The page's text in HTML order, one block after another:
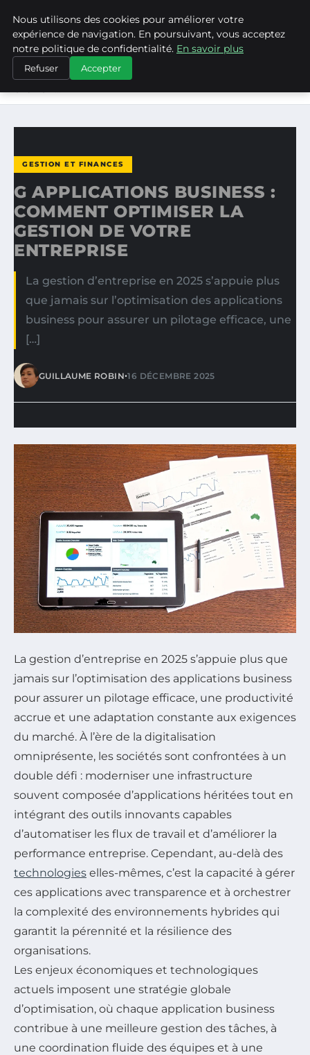
ASVPP
ACCUEIL
GESTION ET FINANCES
G APPLICATIONS BUSINESS : COMMENT OPTIMISER LA
GESTION ET FINANCES
G APPLICATIONS BUSINESS :
COMMENT OPTIMISER LA
GESTION DE VOTRE
ENTREPRISE
La gestion d’entreprise en 2025 s’appuie plus
que jamais sur l’optimisation des applications
business pour assurer un pilotage efficace, une
[…]
GUILLAUME ROBIN•16 DÉCEMBRE 2025
La gestion d’entreprise en 2025 s’appuie plus que
jamais sur l’optimisation des applications business
pour assurer un pilotage efficace, une productivité
accrue et une adaptation constante aux exigences
du marché. À l’ère de la digitalisation
omniprésente, les sociétés sont confrontées à un
double défi : moderniser une infrastructure
souvent composée d’applications héritées tout en
intégrant des outils innovants capables
d’automatiser les flux de travail et d’améliorer la
performance entreprise. Cependant, au-delà des
technologies elles-mêmes, c’est la capacité à gérer
ces applications avec transparence et à orchestrer
la complexité des environnements hybrides qui
garantit la pérennité et la résilience des
organisations.
Les enjeux économiques et technologiques
actuels imposent une stratégie globale
d’optimisation, où chaque application business
contribue à une meilleure gestion des tâches, à
une coordination fluide des équipes et à une
Nous utilisons des cookies pour améliorer votre
expérience de navigation. En poursuivant, vous acceptez
notre politique de confidentialité. En savoir plus
Refuser Accepter